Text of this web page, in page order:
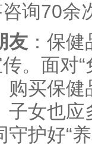
询70余
友 ：保
。面对
购买保
子女也
护好“